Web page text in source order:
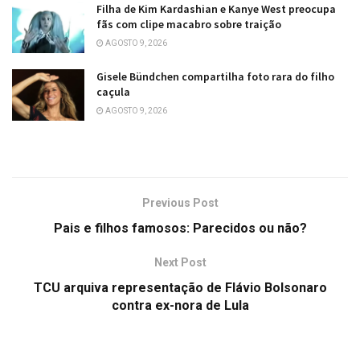
Filha de Kim Kardashian e Kanye West preocupa
fãs com clipe macabro sobre traição
AGOSTO 9, 2026
Gisele Bündchen compartilha foto rara do filho
caçula
AGOSTO 9, 2026
Previous Post
Pais e filhos famosos: Parecidos ou não?
Next Post
TCU arquiva representação de Flávio Bolsonaro
contra ex-nora de Lula